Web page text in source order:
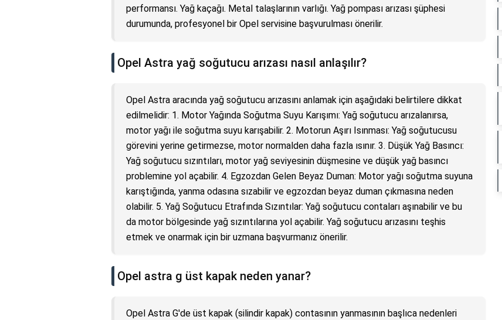
performansı. Yağ kaçağı. Metal talaşlarının varlığı. Yağ pompası arızası şüphesi
durumunda, profesyonel bir Opel servisine başvurulması önerilir.
Opel Astra yağ soğutucu arızası nasıl anlaşılır?
Opel Astra aracında yağ soğutucu arızasını anlamak için aşağıdaki belirtilere dikkat
edilmelidir: 1. Motor Yağında Soğutma Suyu Karışımı: Yağ soğutucu arızalanırsa,
motor yağı ile soğutma suyu karışabilir. 2. Motorun Aşırı Isınması: Yağ soğutucusu
görevini yerine getirmezse, motor normalden daha fazla ısınır. 3. Düşük Yağ Basıncı:
Yağ soğutucu sızıntıları, motor yağ seviyesinin düşmesine ve düşük yağ basıncı
problemine yol açabilir. 4. Egzozdan Gelen Beyaz Duman: Motor yağı soğutma suyuna
karıştığında, yanma odasına sızabilir ve egzozdan beyaz duman çıkmasına neden
olabilir. 5. Yağ Soğutucu Etrafında Sızıntılar: Yağ soğutucu contaları aşınabilir ve bu
da motor bölgesinde yağ sızıntılarına yol açabilir. Yağ soğutucu arızasını teşhis
etmek ve onarmak için bir uzmana başvurmanız önerilir.
Opel astra g üst kapak neden yanar?
Opel Astra G'de üst kapak (silindir kapak) contasının yanmasının başlıca nedenleri